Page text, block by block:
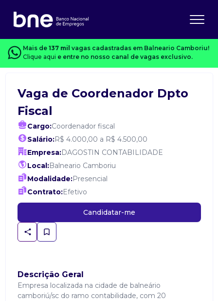
Mais de 137 mil vagas cadastradas em Balneario Camboriu!
Clique aqui e entre no nosso canal de vagas exclusivo.
Vaga de Coordenador Dpto
Fiscal
Cargo:Coordenador fiscal
Salário:R$ 4.000,00 a R$ 4.500,00
Empresa:DAGOSTIN CONTABILIDADE
Local:Balneario Camboriu
Modalidade:Presencial
Contrato:Efetivo
Candidatar-me
Descrição Geral
Empresa localizada na cidade de balneário
camboriú/sc do ramo contabilidade, com 20